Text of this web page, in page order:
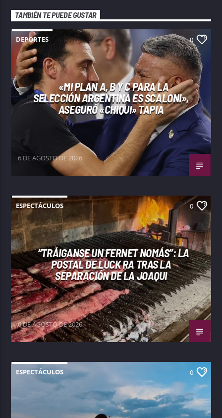
TAMBIÉN TE PUEDE GUSTAR
DEPORTES 0
«MI PLAN A, B Y C PARA LA
SELECCIÓN ARGENTINA ES SCALONI»,
ASEGURÓ «CHIQUI» TAPIA
6 DE AGOSTO DE 2026
ESPECTÁCULOS 0
“TRÁIGANSE UN FERNET NOMÁS”: LA
POSTAL DE LUCK RA TRAS LA
SEPARACIÓN DE LA JOAQUI
6 DE AGOSTO DE 2026
ESPECTÁCULOS 0